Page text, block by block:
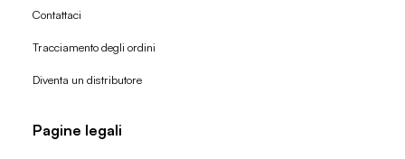
Contattaci
Tracciamento degli ordini
Diventa un distributore
Pagine legali